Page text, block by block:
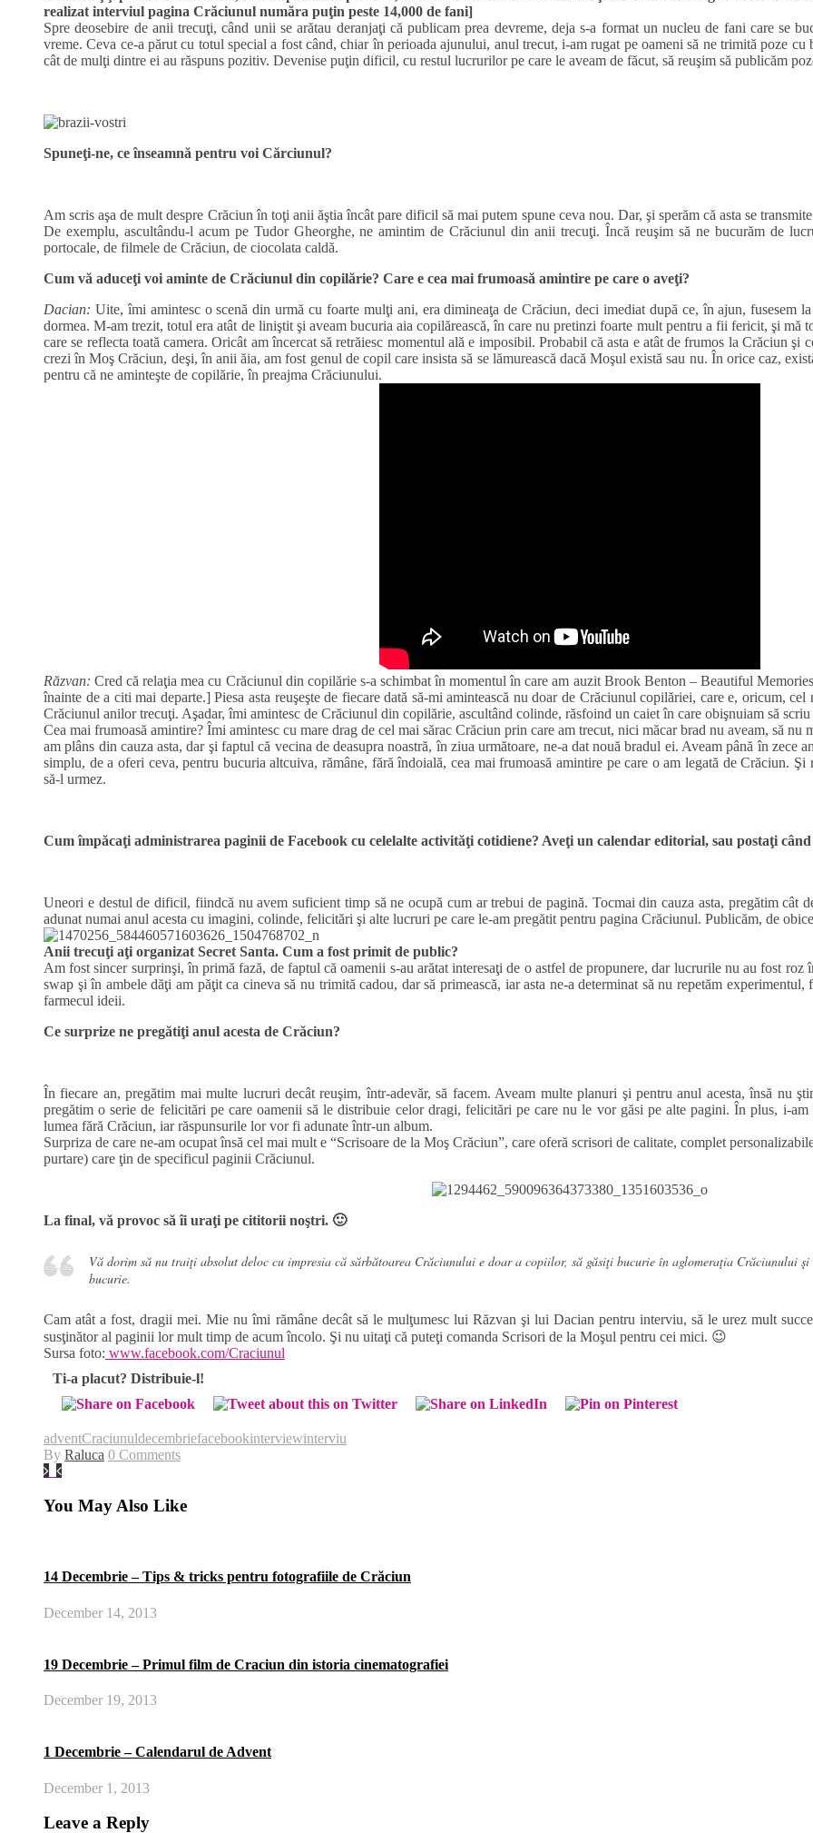
realizat interviul pagina Crăciunul număra puţin peste 14,000 de fani]
Spre deosebire de anii trecuţi, când unii se arătau deranjaţi că publicam prea devreme, deja s-a format un nucleu de fani care se
vreme. Ceva ce-a părut cu totul special a fost când, chiar în perioada ajunului, anul trecut, i-am rugat pe oameni să ne trimită poze
cât de mulţi dintre ei au răspuns pozitiv. Devenise puţin dificil, cu restul lucrurilor pe care le aveam de făcut, să reuşim să publicăm
Spuneţi-ne, ce înseamnă pentru voi Cărciunul?
Am scris aşa de mult despre Crăciun în toţi anii ăştia încât pare dificil să mai putem spune ceva nou. Dar, şi sperăm că asta se
De exemplu, ascultându-l acum pe Tudor Gheorghe, ne amintim de Crăciunul din anii trecuţi. Încă reuşim să ne bucurăm de
portocale, de filmele de Crăciun, de ciocolata caldă.
Cum vă aduceţi voi aminte de Crăciunul din copilărie? Care e cea mai frumoasă amintire pe care o aveţi?
Dacian: Uite, îmi amintesc o scenă din urmă cu foarte mulţi ani, era dimineaţa de Crăciun, deci imediat după ce, în ajun, fusesem
dormea. M-am trezit, totul era atât de liniştit şi aveam bucuria aia copilărească, în care nu pretinzi foarte mult pentru a fii fericit, şi mă
care se reflecta toată camera. Oricât am încercat să retrăiesc momentul ală e imposibil. Probabil că asta e atât de frumos la Crăciun
crezi în Moş Crăciun, deşi, în anii ăia, am fost genul de copil care insista să se lămurească dacă Moşul există sau nu. În orice caz,
pentru că ne aminteşte de copilărie, în preajma Crăciunului.
Răzvan:Cred că relaţia mea cu Crăciunul din copilărie s-a schimbat în momentul în care am auzit Brook Benton – Beautiful
înainte de a citi mai departe.] Piesa asta reuşeşte de fiecare dată să-mi amintească nu doar de Crăciunul copilăriei, care e, oricum,
Crăciunul anilor trecuţi. Aşadar, îmi amintesc de Crăciunul din copilărie, ascultând colinde, răsfoind un caiet în care obişnuiam să
Cea mai frumoasă amintire? Îmi amintesc cu mare drag de cel mai sărac Crăciun prin care am trecut, nici măcar brad nu aveam, să nu
am plâns din cauza asta, dar şi faptul că vecina de deasupra noastră, în ziua următoare, ne-a dat nouă bradul ei. Aveam până în zece
simplu, de a oferi ceva, pentru bucuria altcuiva, rămâne, fără îndoială, cea mai frumoasă amintire pe care o am legată de Crăciun. Şi
să-l urmez.
Cum împăcaţi administrarea paginii de Facebook cu celelalte activităţi cotidiene? Aveţi un calendar editorial, sau postaţi
Uneori e destul de dificil, fiindcă nu avem suficient timp să ne ocupă cum ar trebui de pagină. Tocmai din cauza asta, pregătim cât
adunat numai anul acesta cu imagini, colinde, felicitări şi alte lucruri pe care le-am pregătit pentru pagina Crăciunul. Publicăm, de
Anii trecuţi aţi organizat Secret Santa. Cum a fost primit de public?
Am fost sincer surprinşi, în primă fază, de faptul că oamenii s-au arătat interesaţi de o astfel de propunere, dar lucrurile nu au fost
swap şi în ambele dăţi am păţit ca cineva să nu trimită cadou, dar să primească, iar asta ne-a determinat să nu repetăm
farmecul ideii.
Ce surprize ne pregătiţi anul acesta de Crăciun?
În fiecare an, pregătim mai multe lucruri decât reuşim, într-adevăr, să facem. Aveam multe planuri şi pentru anul acesta, însă nu
pregătim o serie de felicitări pe care oamenii să le distribuie celor dragi, felicitări pe care nu le vor găsi pe alte pagini. În plus, i-
lumea fără Crăciun, iar răspunsurile lor vor fi adunate într-un album.
Surpriza de care ne-am ocupat însă cel mai mult e “Scrisoare de la Moş Crăciun”, care oferă scrisori de calitate, complet
purtare) care ţin de specificul paginii Crăciunul.
La final, vă provoc să îi uraţi pe cititorii noştri. 🙂
Vă dorim să nu traiţi absolut deloc cu impresia că sărbătoarea Crăciunului e doar a copiilor, să găsiţi bucurie în aglomeraţia Crăciunului
bucurie.
Cam atât a fost, dragii mei. Mie nu îmi rămâne decât să le mulţumesc lui Răzvan şi lui Dacian pentru interviu, să le urez mult
susţinător al paginii lor mult timp de acum încolo. Şi nu uitaţi că puteţi comanda Scrisori de la Moşul pentru cei mici. 😉
Sursa foto: www.facebook.com/Craciunul
Ti-a placut? Distribuie-l!
adventCraciunuldecembriefacebookinterviewinterviu
By Raluca 0 Comments
You May Also Like
14 Decembrie – Tips & tricks pentru fotografiile de Crăciun
December 14, 2013
19 Decembrie – Primul film de Craciun din istoria cinematografiei
December 19, 2013
1 Decembrie – Calendarul de Advent
December 1, 2013
Leave a Reply